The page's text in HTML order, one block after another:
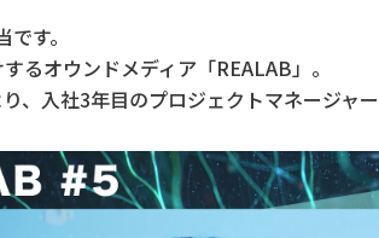
す。
るオウンドメディア「REALAB」。
、入社3年目のプロジェクトマネージャ